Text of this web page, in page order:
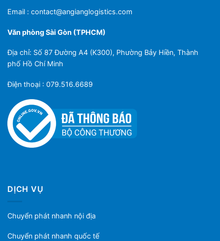
Email : contact@angianglogistics.com
Văn phòng Sài Gòn (TPHCM)
Địa chỉ: Số 87 Đường A4 (K300), Phường Bảy Hiền, Thành
phố Hồ Chí Minh
Điện thoại : 079.516.6689
DỊCH VỤ
Chuyển phát nhanh nội địa
Chuyển phát nhanh quốc tế